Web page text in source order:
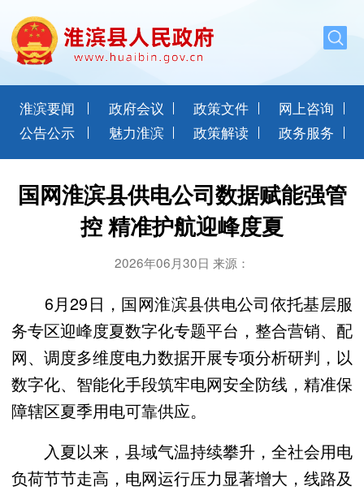
淮滨要闻 政府会议 政策文件
网上咨询
公告公示
魅力淮滨 政策解读 政务服务
国网淮滨县供电公司数据赋能强管
控 精准护航迎峰度夏
2026年06月30日 来源：
6月29日，国网淮滨县供电公司依托基层服
务专区迎峰度夏数字化专题平台，整合营销、配
网、调度多维度电力数据开展专项分析研判，以
数字化、智能化手段筑牢电网安全防线，精准保
障辖区夏季用电可靠供应。
入夏以来，县域气温持续攀升，全社会用电
负荷节节走高，电网运行压力显著增大，线路及